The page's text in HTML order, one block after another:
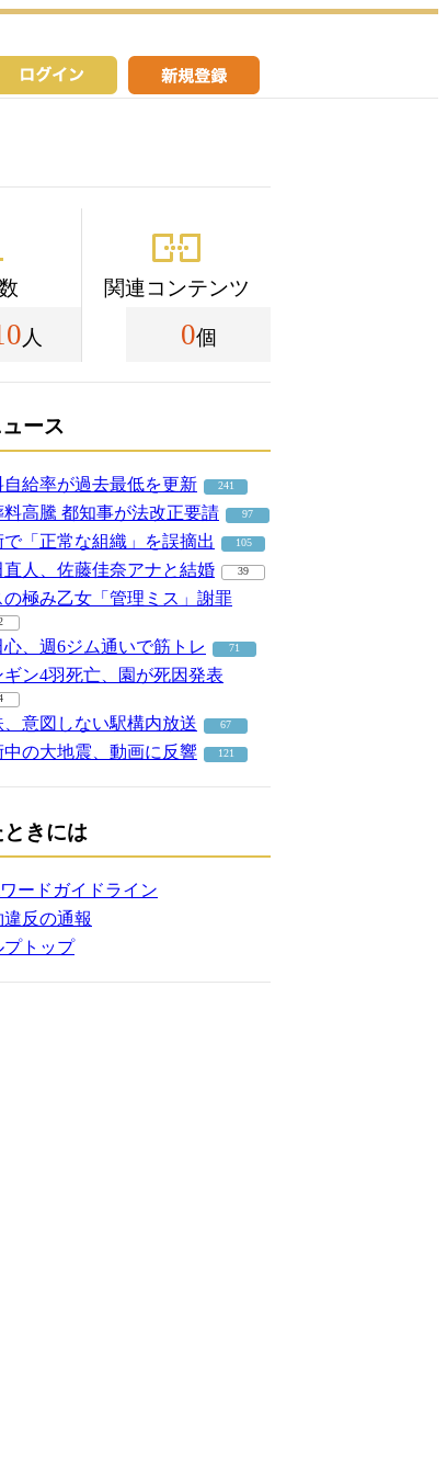
人
関連コンテンツ
0個
ース
自給率が過去最低を更新 241
料高騰 都知事が法改正要請 97
で「正常な組織」を誤摘出 105
直人、佐藤佳奈アナと結婚 39
の極み乙女「管理ミス」謝罪
心、週6ジム通いで筋トレ 71
ギン4羽死亡、園が死因発表
、意図しない駅構内放送 67
中の大地震、動画に反響 121
ときには
ードガイドライン
違反の通報
プトップ